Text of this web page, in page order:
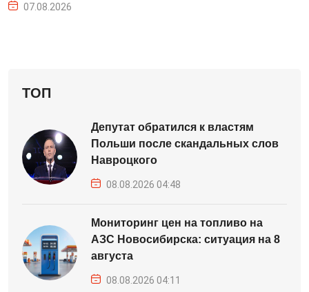
07.08.2026
ТОП
Депутат обратился к властям
Польши после скандальных слов
Навроцкого
08.08.2026 04:48
Мониторинг цен на топливо на
АЗС Новосибирска: ситуация на 8
августа
08.08.2026 04:11